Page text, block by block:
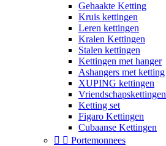
Gehaakte Ketting
Kruis kettingen
Leren kettingen
Kralen Kettingen
Stalen kettingen
Kettingen met hanger
Ashangers met ketting
XUPING kettingen
Vriendschapskettingen
Ketting set
Figaro Kettingen
Cubaanse Kettingen
  Portemonnees